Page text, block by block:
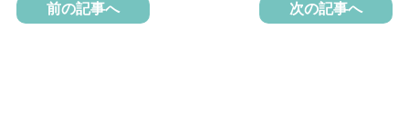
前の記事へ 次の記事へ